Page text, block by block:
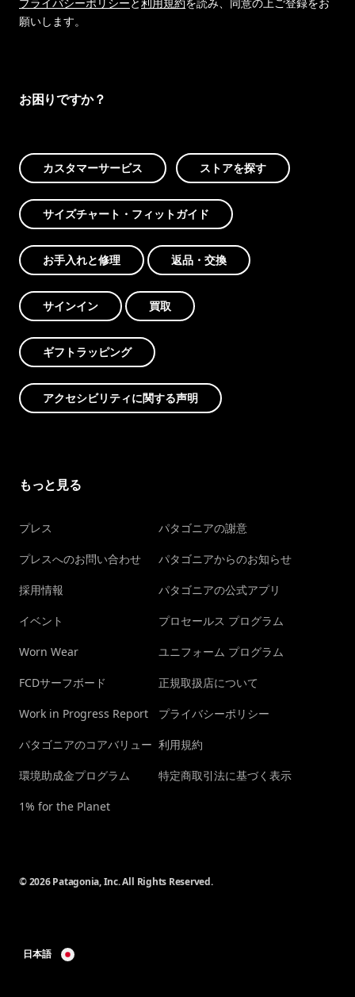
願いします。
お困りですか？
カスタマーサービス ストアを探す
サイズチャート・フィットガイド
お手入れと修理 返品・交換
サインイン 買取
ギフトラッピング
アクセシビリティに関する声明
もっと見る
プレス
プレスへのお問い合わせ
採用情報
イベント
Worn Wear
FCDサーフボード
Work in Progress Report
パタゴニアのコアバリュー
環境助成金プログラム
1% for the Planet
パタゴニアの謝意
パタゴニアからのお知らせ
パタゴニアの公式アプリ
プロセールス プログラム
ユニフォーム プログラム
正規取扱店について
プライバシーポリシー
利用規約
特定商取引法に基づく表示
© 2026 Patagonia, Inc. All Rights Reserved.
日本語